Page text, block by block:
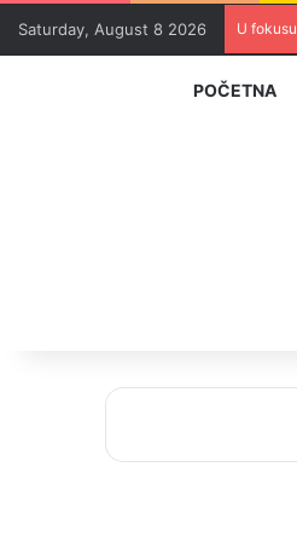
Saturday, August 8 2026 U fokusu
POČETNA